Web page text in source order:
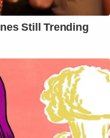
Still Trending